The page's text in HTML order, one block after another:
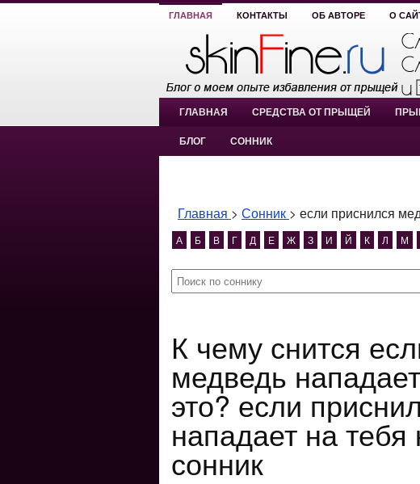
ГЛАВНАЯ КОНТАКТЫ ОБ АВТОРЕ О
ГЛАВНАЯ СРЕДСТВА ОТ ПРЫЩЕЙ
БЛОГ СОННИК
Главная > Сонник > если приснился
А Б В Г Д Е Ж З И Й К Л М
К чему снится если приснился
медведь
это? если
нападает на тебя
сонник